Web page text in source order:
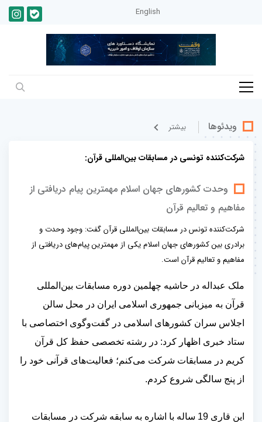
English
ویدئوها بيشتر
شرکت‌کننده تونسی در مسابقات بین‌المللی قرآن:
وحدت کشورهای جهان اسلام مهمترین پیام دریافتی از
مفاهیم و تعالیم قرآن
شرکت‌کننده تونس در مسابقات بین‌المللی قرآن گفت: وجود وحدت و
برادری بین کشورهای جهان اسلام یکی از مهمترین پیام‌های دریافتی از
مفاهیم و تعالیم قرآن است.
ملک عبداله در حاشیه چهلمین دوره مسابقات بین‌المللی
قرآن به میزبانی جمهوری اسلامی ایران در محل سالن
اجلاس سران کشورهای اسلامی در گفت‌وگوی اختصاصی با
ستاد خبری اظهار کرد: در رشته تخصصی حفظ کل قرآن
کریم در مسابقات شرکت می‌کنم؛ فعالیت‌های قرآنی خود را
از پنج سالگی شروع کردم.
این قاری 19 ساله با اشاره به سابقه شرکت در مسابقات